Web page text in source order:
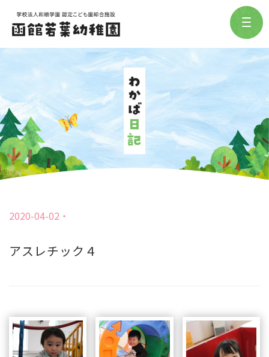
2020-04-02
アスレチック４